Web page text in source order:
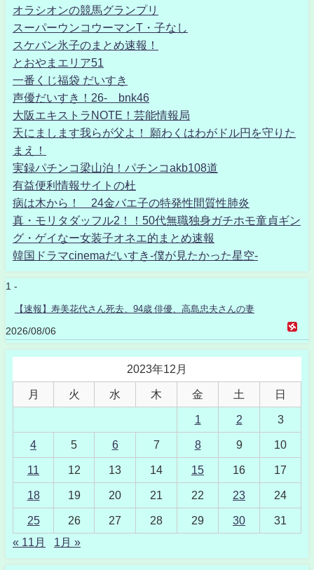
オラシオンの競馬グランプリ
スーパーウンコウーマンT・子なし
スケバン氷子のまとめ速報！
とおやまエリア51
一番くじ福袋 だいすき
声優だいすき！26- bnk46
大阪エキストラNOTE！芸能情報局
天にまします我らが父よ！ 願わくはわがドル円を守りた
まえ！
実録パチンコ梁山泊！パチンコakb108道
有益便利情報サイトの杜
病は木から！ 24金バエ子の特発性間質性肺炎
真・モリタダッフル2！！50代無職独身ガチホモ童貞ギン
グ・ゲイなー女装子オネエ的まとめ速報
韓国ドラマcinemaだいすき-僕が見たかった星空-
1 -
【速報】寿美花代さん死去、94歳 俳優、高島忠夫さんの妻
2026/08/06
2023年12月
月 火 水 木 金 土 日
1 2 3
4 5 6 7 8 9 10
11 12 13 14 15 16 17
18 19 20 21 22 23 24
25 26 27 28 29 30
31
« 11月
1月 »